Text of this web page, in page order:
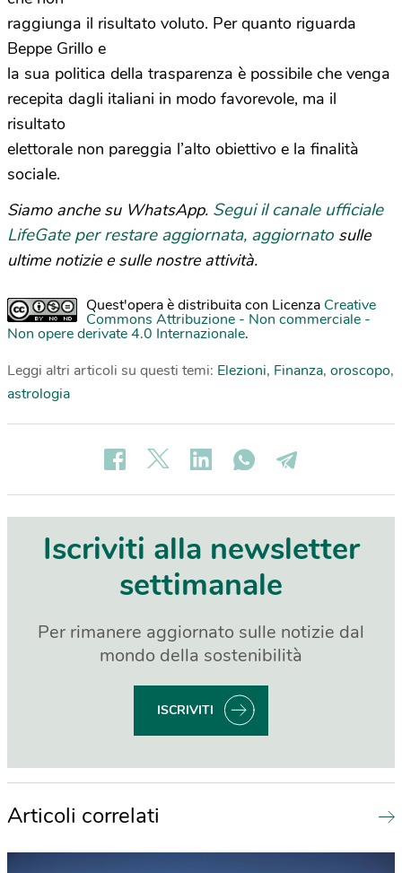
raggiunga il risultato voluto. Per quanto riguarda
Beppe Grillo e
la sua politica della trasparenza è possibile che venga
recepita dagli italiani in modo favorevole, ma il
risultato
elettorale non pareggia l’alto obiettivo e la finalità
sociale.
Siamo anche su WhatsApp. Segui il canale ufficiale
LifeGate per restare aggiornata, aggiornato sulle
ultime notizie e sulle nostre attività.
Quest'opera è distribuita con Licenza Creative
Commons Attribuzione - Non commerciale -
Non opere derivate 4.0 Internazionale.
Leggi altri articoli su questi temi: Elezioni, Finanza, oroscopo,
astrologia
Iscriviti alla newsletter
settimanale
Per rimanere aggiornato sulle notizie dal
mondo della sostenibilità
ISCRIVITI
Articoli correlati